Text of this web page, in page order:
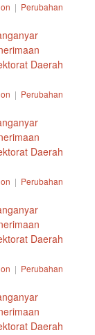
| Perubahan
Daerah
| Perubahan
Daerah
| Perubahan
Daerah
| Perubahan
Daerah